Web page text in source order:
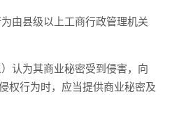
县级以上工商行政管理机关
为其商业秘密受到侵害，向
权行为时，应当提供商业秘密及